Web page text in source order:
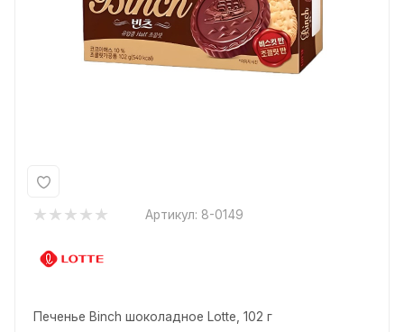
Артикул: 8-0149
Печенье Binch шоколадное Lotte, 102 г